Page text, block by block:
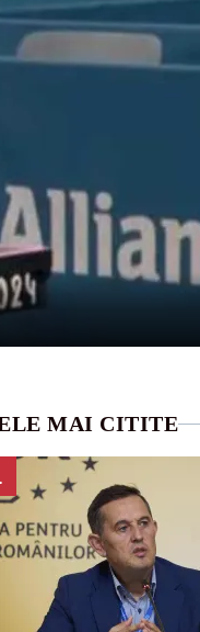
MAI CITITE